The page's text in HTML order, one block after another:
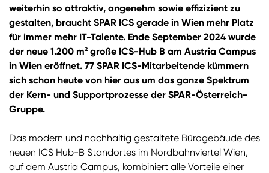
weiterhin so attraktiv, angenehm sowie effizizient zu
gestalten, braucht SPAR ICS gerade in Wien mehr Platz
für immer mehr IT-Talente. Ende September 2024 wurde
der neue 1.200 m² große ICS-Hub B am Austria Campus
in Wien eröffnet. 77 SPAR ICS-Mitarbeitende kümmern
sich schon heute von hier aus um das ganze Spektrum
der Kern- und Supportprozesse der SPAR-Österreich-
Gruppe.
Das modern und nachhaltig gestaltete Bürogebäude des
neuen ICS Hub-B Standortes im Nordbahnviertel Wien,
auf dem Austria Campus, kombiniert alle Vorteile einer